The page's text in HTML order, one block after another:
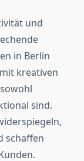
und
in Berlin
kreativen
sind.
schaffen